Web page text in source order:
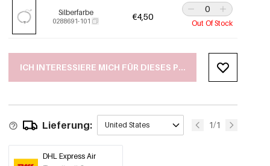
Silberfarbe
0288691-101 €4,50
Out Of Stock
ICH INTERESSIERE MICH FÜR DIESES PRODUKT
Lieferung: United States 1/1
DHL Express Air